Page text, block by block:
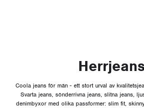
Herrjeans
Coola jeans för män - ett stort urval av
Svarta jeans, sönderrivna jeans, slitna jeans,
denimbyxor med olika passformer: slim fit,